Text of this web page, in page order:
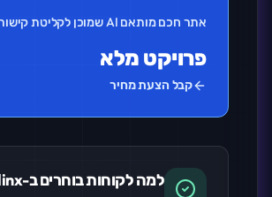
אתר חכם מותאם AI שמוכן לקליטת קישורים
פרויקט מלא
קבל הצעת מחיר
למה לקוחות בוחרים ב-Velolinx?